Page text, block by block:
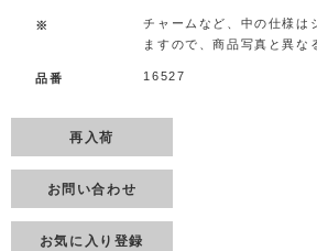
※
チャームなど、中の仕様は
ますので、商品写真と異な
品番 16527
再入荷
お問い合わせ
お気に入り登録